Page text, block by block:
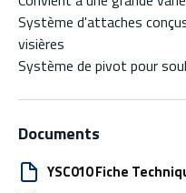
Système d'attaches
visières
Système de pivot pour
Documents
YSC010 Fiche